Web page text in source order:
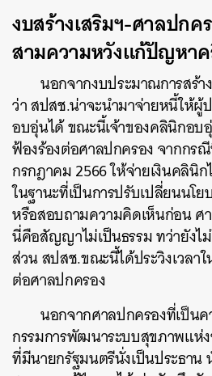
งบสร้างเสริมฯ-ศาลปกค
สามความหวังแก้ปัญหา
นอกจากงบประมาณการสร้
ว่า สปสช.น่าจะนำมาจ่ายหนี้ให้
อบอุ่นได้ ขณะนี้เจ้าของคลินิกอบ
ฟ้องร้องต่อศาลปกครอง จากกร
กรกฎาคม 2566 ให้จ่ายเงินคลินิ
ในฐานะที่เป็นการปรับเปลี่ยนนโ
หรือสอบถามความคิดเห็นก่อน ศ
นี่คือสัญญาไม่เป็นธรรม ทว่ายังไ
ส่วน สปสช.ขณะนี้ได้ประวิงเวลา
ต่อศาลปกครอง
นอกจากศาลปกครองที่เป็น
กรรมการพัฒนาระบบสุขภาพแห่ง
ที่มีนายกรัฐมนตรีนั่งเป็นประธาน